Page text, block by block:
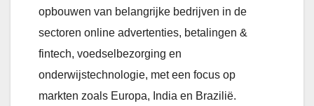
opbouwen van belangrijke bedrijven in de
sectoren online advertenties, betalingen &
fintech, voedselbezorging en
onderwijstechnologie, met een focus op
markten zoals Europa, India en Brazilië.